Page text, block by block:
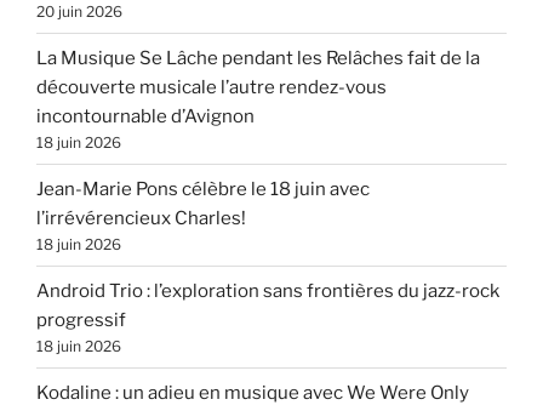
20 juin 2026
La Musique Se Lâche pendant les Relâches fait de la
découverte musicale l’autre rendez-vous
incontournable d’Avignon
18 juin 2026
Jean-Marie Pons célèbre le 18 juin avec
l’irrévérencieux Charles!
18 juin 2026
Android Trio : l’exploration sans frontières du jazz-rock
progressif
18 juin 2026
Kodaline : un adieu en musique avec We Were Only